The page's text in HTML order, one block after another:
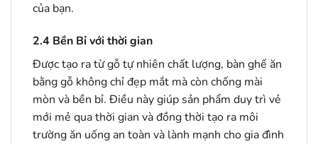
của bạn.
2.4 Bền Bỉ với thời gian
Được tạo ra từ gỗ tự nhiên chất lượng, bàn ghế ăn
bằng gỗ không chỉ đẹp mắt mà còn chống mài
mòn và bền bỉ. Điều này giúp sản phẩm duy trì vẻ
mới mẻ qua thời gian và đồng thời tạo ra môi
trường ăn uống an toàn và lành mạnh cho gia đình